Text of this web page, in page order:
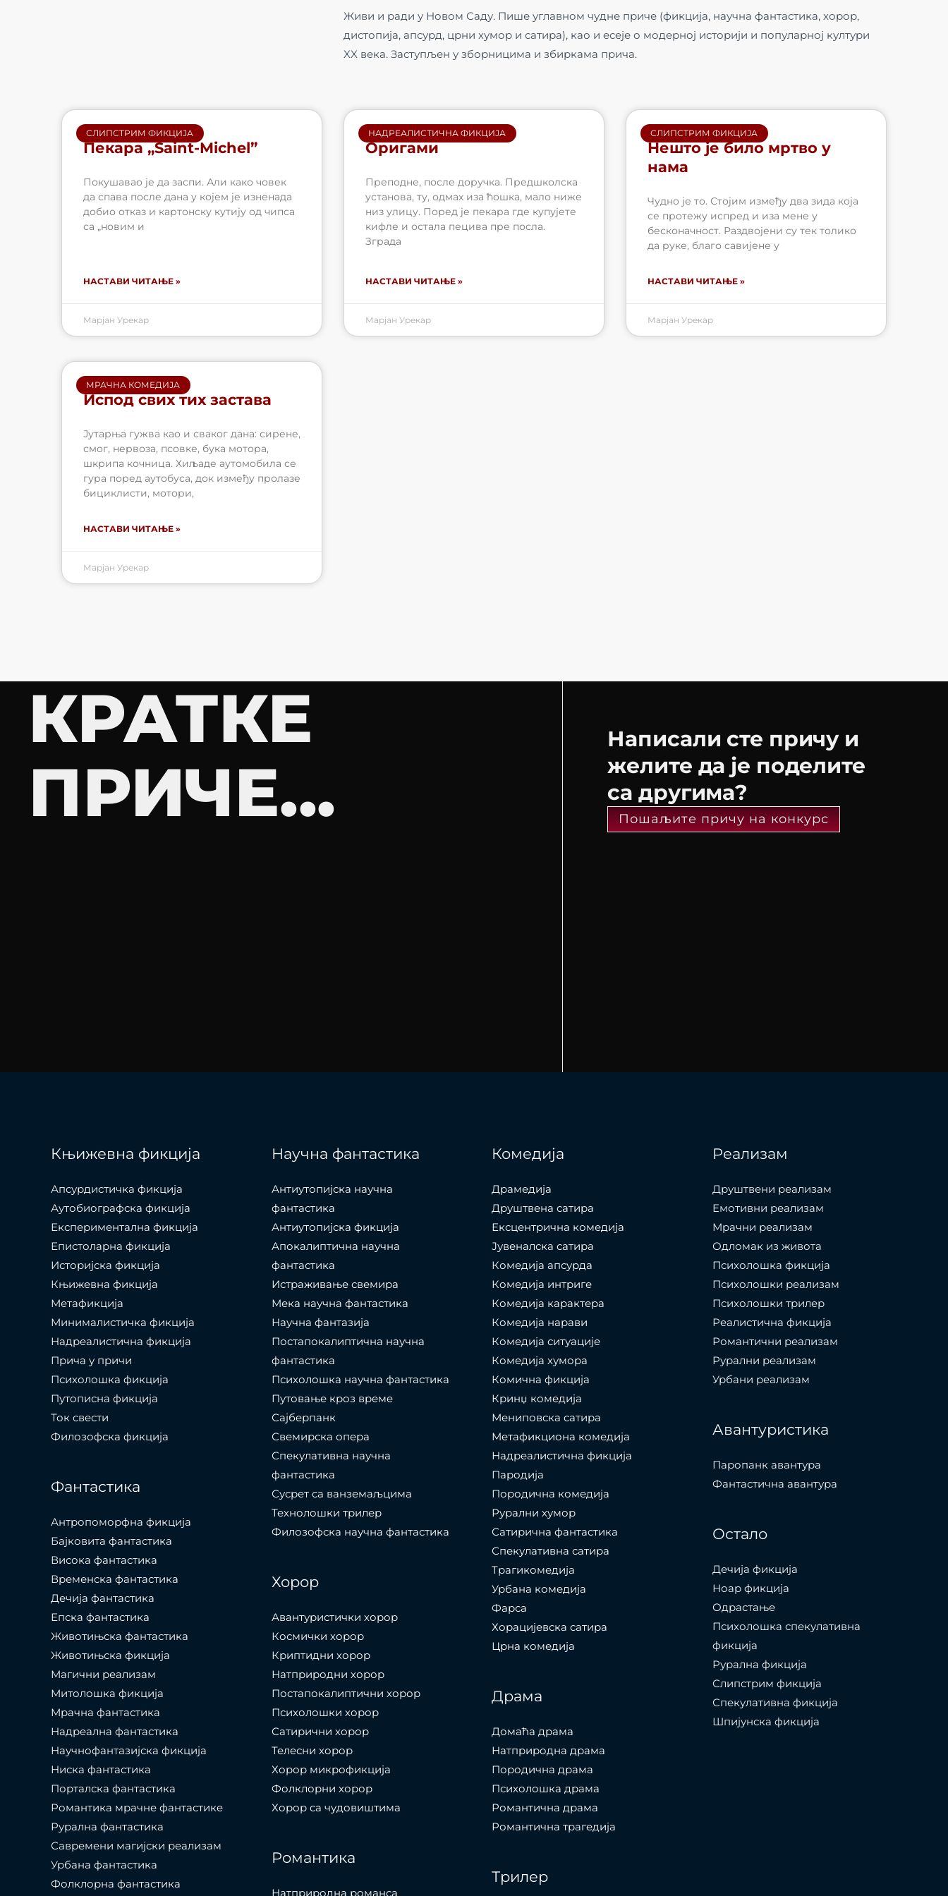
Живи и ради у Новом Саду. Пише углавном чудне приче (фикција, научна фантастика, хорор,
дистопија, апсурд, црни хумор и сатира), као и есеје о модерној историји и популарној култури
XX века. Заступљен у зборницима и збиркама прича.
СЛИПСТРИМ ФИКЦИЈА
Пекара „Saint-Michel”
Покушавао је да заспи. Али како човек
да спава после дана у којем је изненада
добио отказ и картонску кутију од чипса
са „новим и
НАСТАВИ ЧИТАЊЕ »
Марјан Урекар
НАДРЕАЛИСТИЧНА ФИКЦИЈА
Оригами
Преподне, после доручка. Предшколска
установа, ту, одмах иза ћошка, мало ниже
низ улицу. Поред је пекара где купујете
кифле и остала пецива пре посла.
Зграда
НАСТАВИ ЧИТАЊЕ »
Марјан Урекар
СЛИПСТРИМ ФИКЦИЈА
Нешто је било мртво у
нама
Чудно је то. Стојим између два зида која
се протежу испред и иза мене у
бесконачност. Раздвојени су тек толико
да руке, благо савијене у
НАСТАВИ ЧИТАЊЕ »
Марјан Урекар
МРАЧНА КОМЕДИЈА
Испод свих тих застава
Јутарња гужва као и сваког дана: сирене,
смог, нервоза, псовке, бука мотора,
шкрипа кочница. Хиљаде аутомобила се
гура поред аутобуса, док између пролазе
бициклисти, мотори,
НАСТАВИ ЧИТАЊЕ »
Марјан Урекар
КРАТКЕ
ПРИЧЕ...
Написали сте причу и
желите да је поделите
са другима?
Пошаљите причу на конкурс
Књижевна фикција
Апсурдистичка фикција
Аутобиографска фикција
Експериментална фикција
Епистоларна фикција
Историјска фикција
Књижевна фикција
Метафикција
Минималистичка фикција
Надреалистична фикција
Прича у причи
Психолошкa фикција
Путописна фикција
Ток свести
Филозофска фикција
Фантастика
Антропоморфна фикција
Бајковита фантастика
Висока фантастика
Временска фантастика
Дечија фантастика
Епска фантастика
Животињска фантастика
Животињска фикција
Магични реализам
Митолошка фикција
Мрачна фантастика
Надреална фантастика
Научнофантазијска фикција
Ниска фантастика
Порталска фантастика​
Романтика мрачне фантастике
Рурална фантастика
Савремени магијски реализам
Урбана фантастика
Фолклорна фантастика
Научна фантастика
Антиутопијска научна
фантастика
Антиутопијска фикција
Апокалиптична научна
фантастика
Истраживање свемира
Мека научна фантастика
Научна фантазија
Постапокалиптична научна
фантастика
Психолошка научна фантастика
Путовање кроз време
Сајберпанк
Свемирска опера
Спекулативна научна
фантастика
Сусрет са ванземаљцима
Технолошки трилер
Филозофска научна фантастика
Хорор
Авантуристички хорор
Космички хорор
Криптидни хорор
Натприродни хорор
Постапокалиптични хорор
Психолошки хорор
Сатирични хорор
Телесни хорор
Хорор микрофикција
Фолклорни хорор
Хорор са чудовиштима
Романтика
Натприродна романса
Комедија
Драмедија
Друштвена сатира
Ексцентрична комедија
Јувеналска сатира
Комедија апсурда
Комедија интриге
Комедија карактера
Комедија нарави
Комедија ситуације
Комедија хумора
Комична фикција
Кринџ комедија
Мениповска сатира
Метафикциона комедија
Надреалистична фикција
Пародија
Породична комедија
Рурални хумор
Сатирична фантастика
Спекулативна сатира
Трагикомедија
Урбана комедија
Фарса
Хорацијевска сатира
Црна комедија
Драма
Домаћа драма
Натприродна драма
Породична драма
Психолошка драма
Романтична драма
Романтична трагедија
Трилер
Реализам
Друштвени реализам
Емотивни реализам
Мрачни реализам
Одломак из живота
Психолошкa фикција
Психолошки реализам
Психолошки трилер
Реалистична фикција
Романтични реализам
Рурални реализам
Урбани реализам
Авантуристика
Паропанк авантура
Фантастична авантура
Остало
Дечија фикција
Ноар фикција
Одрастање
Психолошка спекулативна
фикција
Рурална фикција
Слипстрим фикција
Спекулативна фикција
Шпијунска фикција